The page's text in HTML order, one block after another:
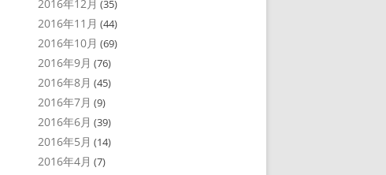
2016年12月 (35)
2016年11月 (44)
2016年10月 (69)
2016年9月 (76)
2016年8月 (45)
2016年7月 (9)
2016年6月 (39)
2016年5月 (14)
2016年4月 (7)